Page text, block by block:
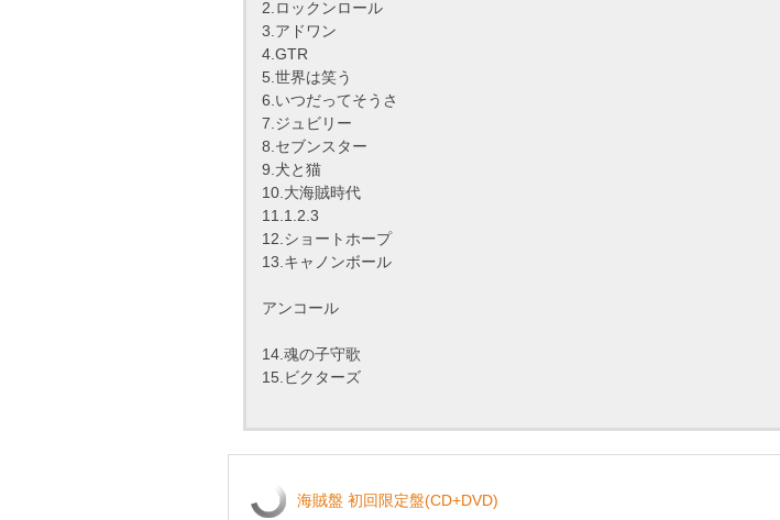
2.ロックンロール
3.アドワン
4.GTR
5.世界は笑う
6.いつだってそうさ
7.ジュビリー
8.セブンスター
9.犬と猫
10.大海賊時代
11.1.2.3
12.ショートホープ
13.キャノンボール
アンコール
14.魂の子守歌
15.ビクターズ
海賊盤 初回限定盤(CD+DVD)